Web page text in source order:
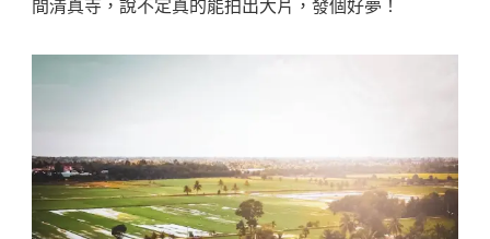
間清真寺，說不定真的能拍出大片，發個好夢！